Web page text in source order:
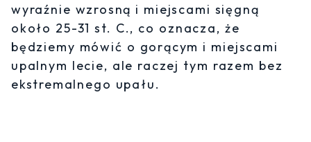
wyraźnie wzrosną i miejscami sięgną
około 25-31 st. C., co oznacza, że
będziemy mówić o gorącym i miejscami
upalnym lecie, ale raczej tym razem bez
ekstremalnego upału.